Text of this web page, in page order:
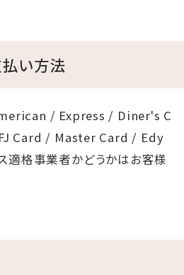
い方法
/ Express / Diner's C
Card / Master Card / Edy
適格事業者かどうかはお客様